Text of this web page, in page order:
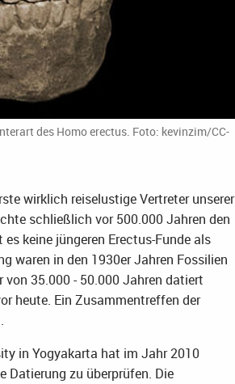
des Homo erectus. Foto: kevinzim/CC-
wirklich reiselustige Vertreter unserer
schließlich vor 500.000 Jahren den
keine jüngeren Erectus-Funde als
waren in den 1930er Jahren Fossilien
35.000 - 50.000 Jahren datiert
heute. Ein Zusammentreffen der
in Yogyakarta hat im Jahr 2010
Datierung zu überprüfen. Die